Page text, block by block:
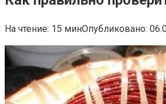
На чтение: 15 минОпубликовано: